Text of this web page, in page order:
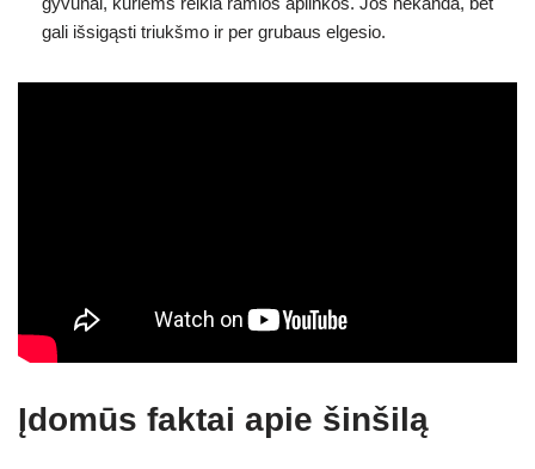
gali išsigąsti triukšmo ir per grubaus elgesio.
Įdomūs faktai apie šinšilą